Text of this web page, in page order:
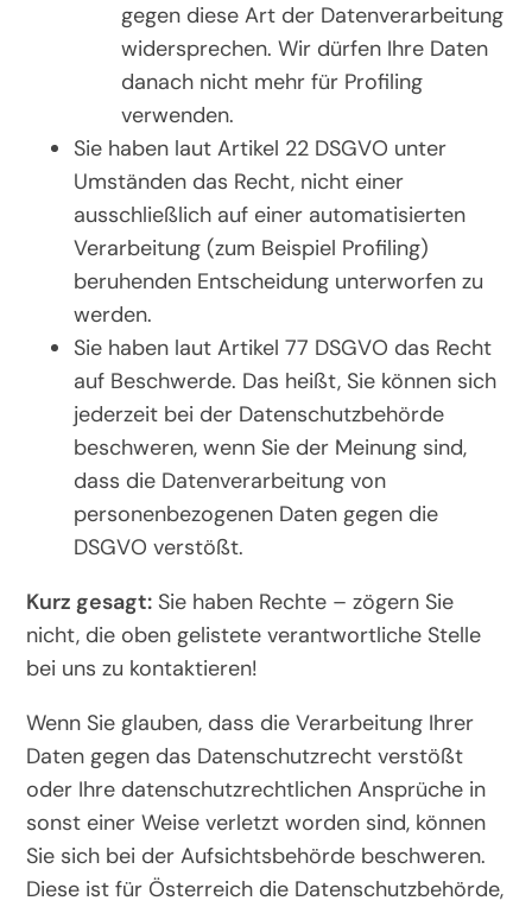
gegen diese Art der Datenverarbeitung
widersprechen. Wir dürfen Ihre Daten
danach nicht mehr für Profiling
verwenden.
Sie haben laut Artikel 22 DSGVO unter
Umständen das Recht, nicht einer
ausschließlich auf einer automatisierten
Verarbeitung (zum Beispiel Profiling)
beruhenden Entscheidung unterworfen zu
werden.
Sie haben laut Artikel 77 DSGVO das Recht
auf Beschwerde. Das heißt, Sie können sich
jederzeit bei der Datenschutzbehörde
beschweren, wenn Sie der Meinung sind,
dass die Datenverarbeitung von
personenbezogenen Daten gegen die
DSGVO verstößt.
Kurz gesagt: Sie haben Rechte – zögern Sie
nicht, die oben gelistete verantwortliche Stelle
bei uns zu kontaktieren!
Wenn Sie glauben, dass die Verarbeitung Ihrer
Daten gegen das Datenschutzrecht verstößt
oder Ihre datenschutzrechtlichen Ansprüche in
sonst einer Weise verletzt worden sind, können
Sie sich bei der Aufsichtsbehörde beschweren.
Diese ist für Österreich die Datenschutzbehörde,